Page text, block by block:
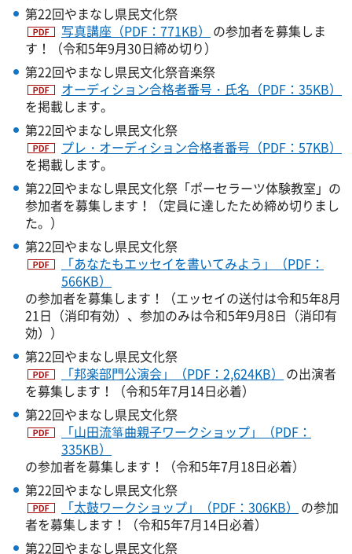
第22回やまなし県民文化祭
写真講座（PDF：771KB）
の参加者を募集しま
す！（令和5年9月30日締め切り）
第22回やまなし県民文化祭音楽祭
オーディション合格者番号・氏名（PDF：35KB）
を掲載します。
第22回やまなし県民文化祭
プレ・オーディション合格者番号（PDF：57KB）
を掲載します。
第22回やまなし県民文化祭「ポーセラーツ体験教室」の
参加者を募集します！（定員に達したため締め切りまし
た。）
第22回やまなし県民文化祭
「あなたもエッセイを書いてみよう」（PDF：
566KB）
の参加者を募集します！（エッセイの送付は令和5年8月
21日（消印有効）、参加のみは令和5年9月8日（消印有
効））
第22回やまなし県民文化祭
「邦楽部門公演会」（PDF：2,624KB）
の出演者
を募集します！（令和5年7月14日必着）
第22回やまなし県民文化祭
「山田流箏曲親子ワークショップ」（PDF：
335KB）
の参加者を募集します！（令和5年7月18日必着）
第22回やまなし県民文化祭
「太鼓ワークショップ」（PDF：306KB）
の参加
者を募集します！（令和5年7月14日必着）
第22回やまなし県民文化祭